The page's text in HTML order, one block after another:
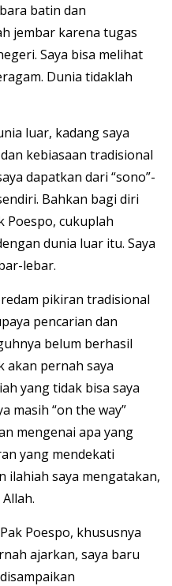
batin dan
jembar karena tugas
Saya bisa melihat
Dunia tidaklah
luar, kadang saya
kebiasaan tradisional
dapatkan dari “sono”-
Bahkan bagi diri
Poespo, cukuplah
dunia luar itu. Saya
lebar.
pikiran tradisional
pencarian dan
belum berhasil
akan pernah saya
yang tidak bisa saya
masih “on the way”
mengenai apa yang
yang mendekati
ilahiah saya mengatakan,
Poespo, khususnya
ajarkan, saya baru